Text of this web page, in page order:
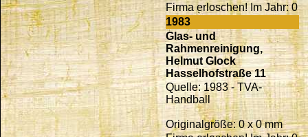
Firma erloschen! Im Jahr: 0
1983
Glas- und
Rahmenreinigung,
Helmut Glock
Hasselhofstraße 11
Quelle: 1983 - TVA-
Handball
Originalgröße: 0 x 0 mm